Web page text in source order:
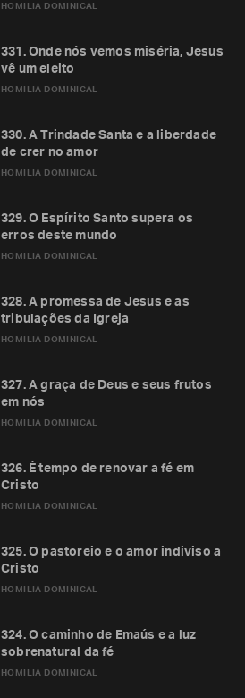
HOMILIA DOMINICAL
HOMILIA DOMINICAL
331. Onde nós vemos miséria, Jesus
vê um eleito
HOMILIA DOMINICAL
330. A Trindade Santa e a liberdade
de crer no amor
HOMILIA DOMINICAL
329. O Espírito Santo supera os
erros deste mundo
HOMILIA DOMINICAL
328. A promessa de Jesus e as
tribulações da Igreja
HOMILIA DOMINICAL
327. A graça de Deus e seus frutos
em nós
HOMILIA DOMINICAL
326. É tempo de renovar a fé em
Cristo
HOMILIA DOMINICAL
325. O pastoreio e o amor indiviso a
Cristo
HOMILIA DOMINICAL
324. O caminho de Emaús e a luz
sobrenatural da fé